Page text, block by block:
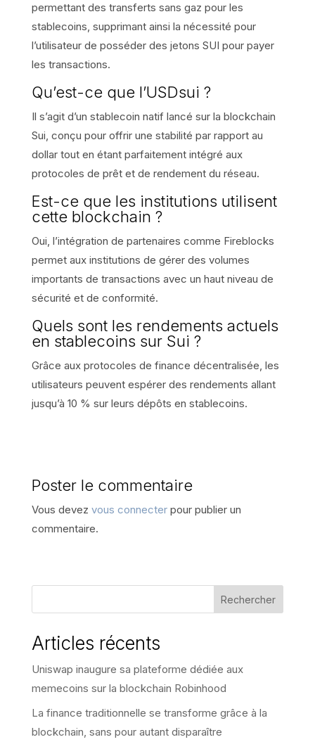
permettant des transferts sans gaz pour les
stablecoins, supprimant ainsi la nécessité pour
l’utilisateur de posséder des jetons SUI pour payer
les transactions.
Qu’est-ce que l’USDsui ?
Il s’agit d’un stablecoin natif lancé sur la blockchain
Sui, conçu pour offrir une stabilité par rapport au
dollar tout en étant parfaitement intégré aux
protocoles de prêt et de rendement du réseau.
Est-ce que les institutions utilisent
cette blockchain ?
Oui, l’intégration de partenaires comme Fireblocks
permet aux institutions de gérer des volumes
importants de transactions avec un haut niveau de
sécurité et de conformité.
Quels sont les rendements actuels
en stablecoins sur Sui ?
Grâce aux protocoles de finance décentralisée, les
utilisateurs peuvent espérer des rendements allant
jusqu’à 10 % sur leurs dépôts en stablecoins.
Poster le commentaire
Vous devez vous connecterpour publier un
commentaire.
Rechercher
Articles récents
Uniswap inaugure sa plateforme dédiée aux
memecoins sur la blockchain Robinhood
La finance traditionnelle se transforme grâce à la
blockchain, sans pour autant disparaître